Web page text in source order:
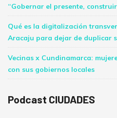
“Gobernar el presente,
Qué es la digitalización
Aracaju para dejar de duplicar
Vecinas x Cundinamarca:
con sus gobiernos locales
Podcast CIUDADES